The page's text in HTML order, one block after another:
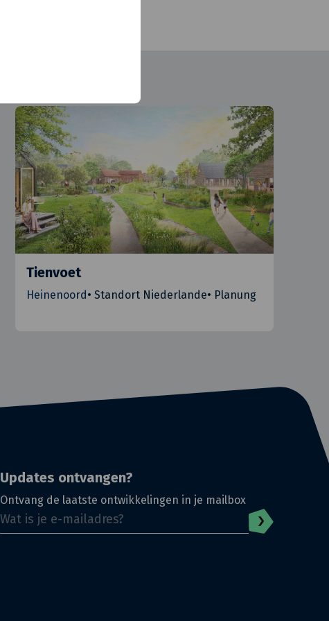
Tienvoet
Heinenoord • Standort Niederlande• Planung
Updates ontvangen?
Ontvang de laatste ontwikkelingen in je mailbox